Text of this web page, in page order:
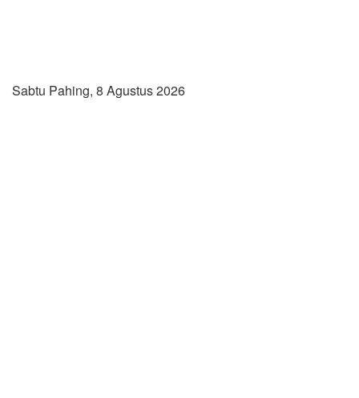
Sabtu Pahing, 8 Agustus 2026